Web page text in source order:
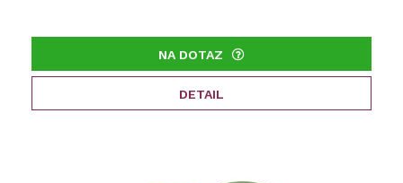
NA DOTAZ
DETAIL